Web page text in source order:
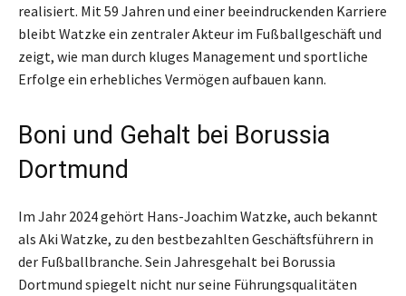
realisiert. Mit 59 Jahren und einer beeindruckenden Karriere
bleibt Watzke ein zentraler Akteur im Fußballgeschäft und
zeigt, wie man durch kluges Management und sportliche
Erfolge ein erhebliches Vermögen aufbauen kann.
Boni und Gehalt bei Borussia
Dortmund
Im Jahr 2024 gehört Hans-Joachim Watzke, auch bekannt
als Aki Watzke, zu den bestbezahlten Geschäftsführern in
der Fußballbranche. Sein Jahresgehalt bei Borussia
Dortmund spiegelt nicht nur seine Führungsqualitäten